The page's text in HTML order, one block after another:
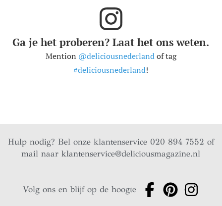
Ga je het proberen? Laat het ons weten.
Mention @deliciousnederlandof tag
#deliciousnederland!
Hulp nodig? Bel onze klantenservice 020 894 7552 of
mail naarklantenservice@deliciousmagazine.nl
Volg ons en blijf op de hoogte